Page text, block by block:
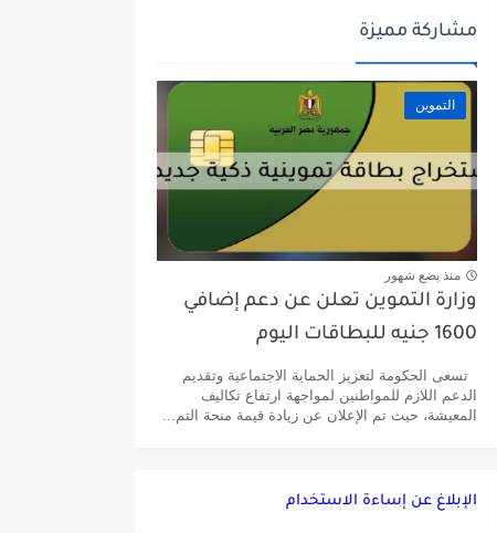
مشاركة مميزة
التموين
منذ بضع شهور
وزارة التموين تعلن عن دعم إضافي
1600 جنيه للبطاقات اليوم
تسعى الحكومة لتعزيز الحماية الاجتماعية وتقديم
الدعم اللازم للمواطنين لمواجهة ارتفاع تكاليف
المعيشة، حيث تم الإعلان عن زيادة قيمة منحة التم...
الإبلاغ عن إساءة الاستخدام